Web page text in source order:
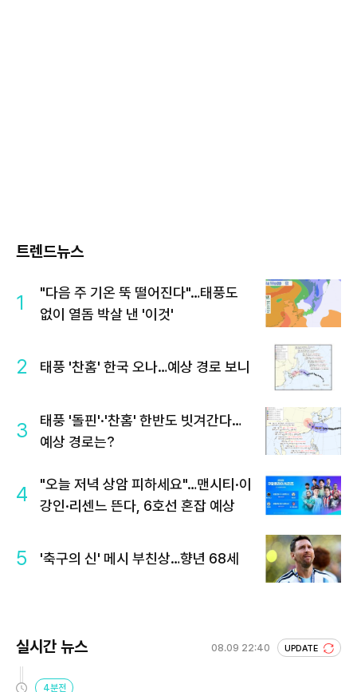
트렌드뉴스
1
"다음 주 기온 뚝 떨어진다"…태풍도
없이 열돔 박살 낸 '이것'
2 태풍 '찬홈' 한국 오나…예상 경로 보니
3
태풍 '돌핀'·'찬홈' 한반도 빗겨간다…
예상 경로는?
4
"오늘 저녁 상암 피하세요"…맨시티·이
강인·리센느 뜬다, 6호선 혼잡 예상
5 '축구의 신' 메시 부친상…향년 68세
실시간 뉴스 08.09 22:40 UPDATE
4분전